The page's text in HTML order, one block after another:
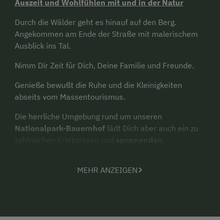
Auszeit und Wohlfühlen mit und in der Natur
Durch die Wälder geht es hinauf auf den Berg.
Angekommen am Ende der Straße mit malerischem
Ausblick ins Tal.
Nimm Dir Zeit für Dich, Deine Familie und Freunde.
Genieße bewußt die Ruhe und die Kleinigkeiten
abseits vom Massentourismus.
Die herrliche Umgebung rund um unseren
Nationalpark-Bauernhof lädt Dich aber auch ein zu
zahlreichen Erlebnissen und
spannenden
Alles rund um Kräuter
für Kräuter gerne mit ihren Gästen.
MEHR ANZEIGEN